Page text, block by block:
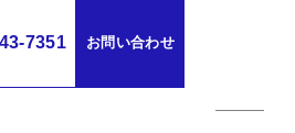
お問い合わせ
7351